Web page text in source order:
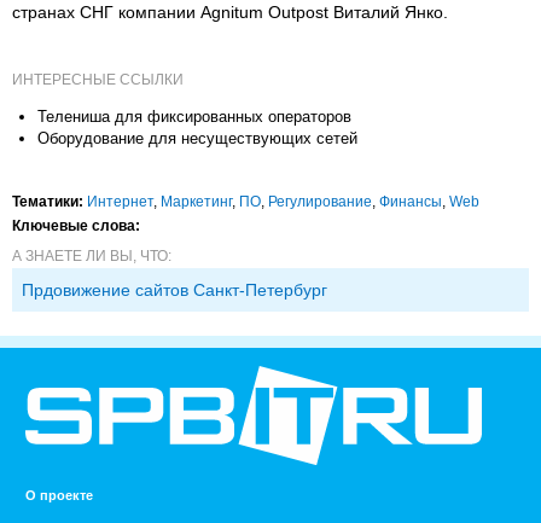
странах СНГ компании Agnitum Outpost Виталий Янко.
ИНТЕРЕСНЫЕ ССЫЛКИ
Телениша для фиксированных операторов
Оборудование для несуществующих сетей
Тематики: Интернет, Маркетинг, ПО Регулирование Финансы Web
Ключевые слова:
А ЗНАЕТЕ ЛИ ВЫ, ЧТО:
Прдовижение сайтов Санкт-Петербург
О проекте